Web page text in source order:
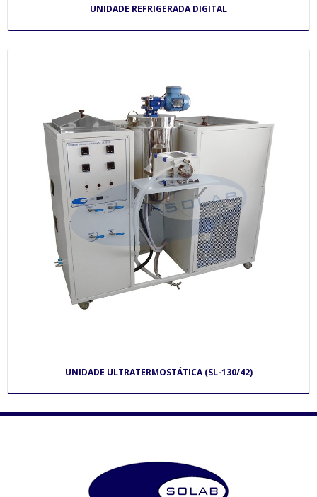
UNIDADE REFRIGERADA DIGITAL
UNIDADE ULTRATERMOSTÁTICA (SL-130/42)